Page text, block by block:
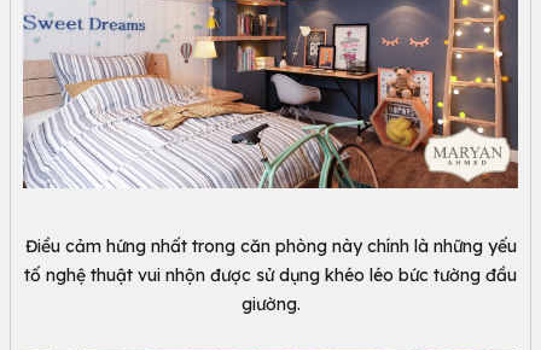
Điều cảm hứng nhất trong căn phòng này chính là những yếu
tố nghệ thuật vui nhộn được sử dụng khéo léo bức tường đầu
giường.